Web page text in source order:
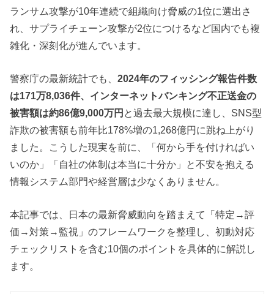
ランサム攻撃が10年連続で組織向け脅威の1位に選出さ
れ、サプライチェーン攻撃が2位につけるなど国内でも複
雑化・深刻化が進んでいます。
警察庁の最新統計でも、2024年のフィッシング報告件数
は171万8,036件、インターネットバンキング不正送金の
被害額は約86億9,000万円 と過去最大規模に達し、SNS型
詐欺の被害額も前年比178%増の1,268億円に跳ね上がり
ました。こうした現実を前に、「何から手を付ければい
いのか」「自社の体制は本当に十分か」と不安を抱える
情報システム部門や経営層は少なくありません。
本記事では、日本の最新脅威動向を踏まえて「特定→評
価→対策→監視」のフレームワークを整理し、初動対応
チェックリストを含む10個のポイントを具体的に解説し
ます。